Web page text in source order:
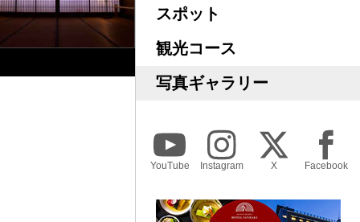
スポット
観光コース
写真ギャラリー
YouTube Instagram X Facebook